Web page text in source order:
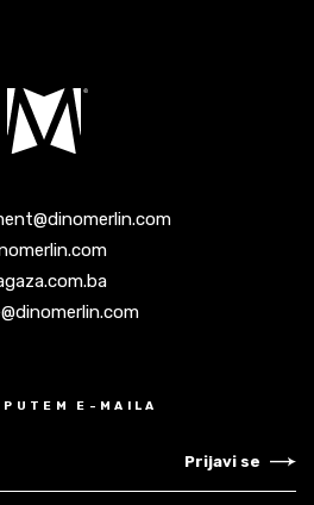
E-MAILA
Prijavi se